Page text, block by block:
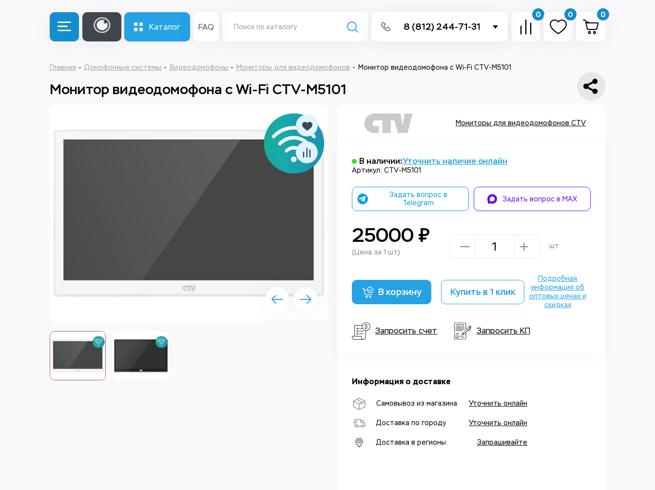
Каталог FAQ 8 (812) 244-71-31
Написать в Telegram
Заказать звонок
0 0 0
Главная Домофонные системы Видеодомофоны Мониторы для видеодомофонов Монитор видеодомофона с Wi-Fi CTV-M5101
Монитор видеодомофона с Wi-Fi CTV-M5101
Мониторы для видеодомофонов CTV
В наличии:Уточнить наличие онлайн
Артикул: CTV-M5101
Задать вопрос в
Telegram
Задать вопрос в MAX
25000 ₽
(Цена за 1 шт)
шт
В корзину Купить в 1 клик
Подробная
информация об
оптовых ценах и
скидках
Запросить счет Запросить КП
Информация о доставке
Самовывоз из магазина Уточнить онлайн
Доставка по городу Уточнить онлайн
Доставка в регионы Запрашивайте